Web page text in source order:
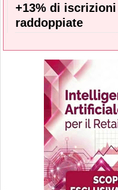
+13% di
raddoppiate